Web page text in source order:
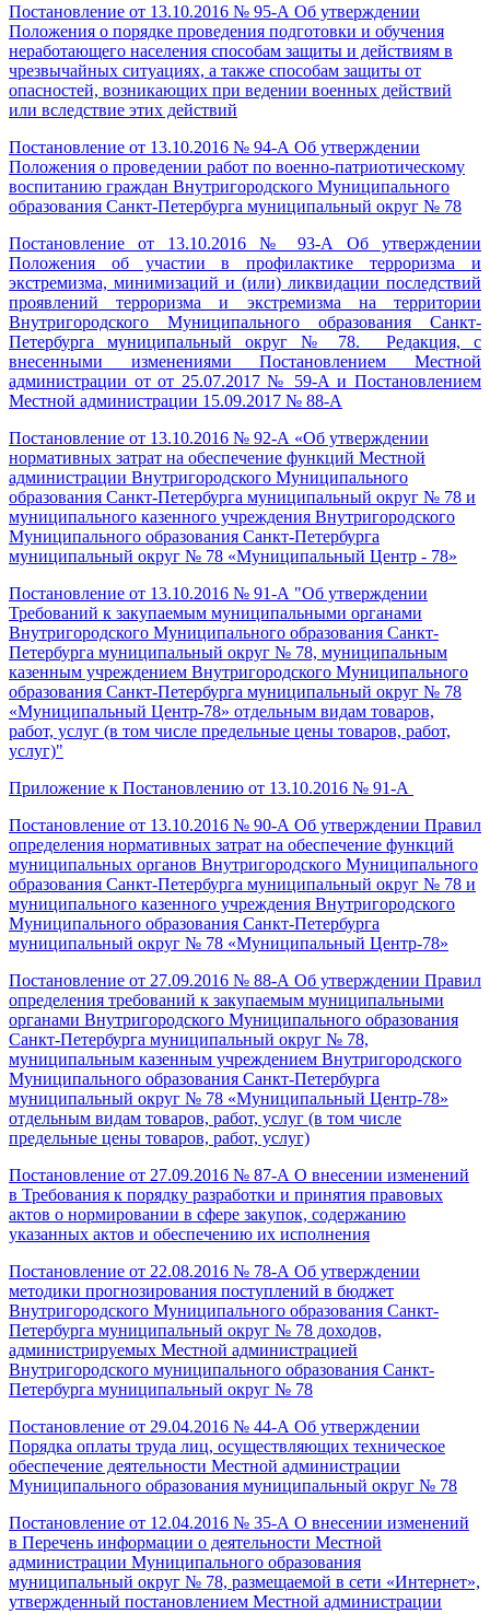
Постановление от 13.10.2016 № 95-А Об утверждении
Положения о порядке проведения подготовки и обучения
неработающего населения способам защиты и действиям в
чрезвычайных ситуациях, а также способам защиты от
опасностей, возникающих при ведении военных действий
или вследствие этих действий
Постановление от 13.10.2016 № 94-А Об утверждении
Положения о проведении работ по военно-патриотическому
воспитанию граждан Внутригородского Муниципального
образования Санкт-Петербурга муниципальный округ № 78
Постановление от 13.10.2016 № 93-А Об утверждении
Положения об участии в профилактике терроризма и
экстремизма, минимизаций и (или) ликвидации последствий
проявлений терроризма и экстремизма на территории
Внутригородского Муниципального образования Санкт-
Петербурга муниципальный округ № 78. Редакция, с
внесенными изменениями Постановлением Местной
администрации от от 25.07.2017 № 59-А и Постановлением
Местной администрации 15.09.2017 № 88-А
Постановление от 13.10.2016 № 92-А «Об утверждении
нормативных затрат на обеспечение функций Местной
администрации Внутригородского Муниципального
образования Санкт-Петербурга муниципальный округ № 78 и
муниципального казенного учреждения Внутригородского
Муниципального образования Санкт-Петербурга
муниципальный округ № 78 «Муниципальный Центр - 78»
Постановление от 13.10.2016 № 91-А "Об утверждении
Требований к закупаемым муниципальными органами
Внутригородского Муниципального образования Санкт-
Петербурга муниципальный округ № 78, муниципальным
казенным учреждением Внутригородского Муниципального
образования Санкт-Петербурга муниципальный округ № 78
«Муниципальный Центр-78» отдельным видам товаров,
работ, услуг (в том числе предельные цены товаров, работ,
услуг)"
Приложение к Постановлению от 13.10.2016 № 91-А
Постановление от 13.10.2016 № 90-А Об утверждении Правил
определения нормативных затрат на обеспечение функций
муниципальных органов Внутригородского Муниципального
образования Санкт-Петербурга муниципальный округ № 78 и
муниципального казенного учреждения Внутригородского
Муниципального образования Санкт-Петербурга
муниципальный округ № 78 «Муниципальный Центр-78»
Постановление от 27.09.2016 № 88-А Об утверждении Правил
определения требований к закупаемым муниципальными
органами Внутригородского Муниципального образования
Санкт-Петербурга муниципальный округ № 78,
муниципальным казенным учреждением Внутригородского
Муниципального образования Санкт-Петербурга
муниципальный округ № 78 «Муниципальный Центр-78»
отдельным видам товаров, работ, услуг (в том числе
предельные цены товаров, работ, услуг)
Постановление от 27.09.2016 № 87-А О внесении изменений
в Требования к порядку разработки и принятия правовых
актов о нормировании в сфере закупок, содержанию
указанных актов и обеспечению их исполнения
Постановление от 22.08.2016 № 78-А Об утверждении
методики прогнозирования поступлений в бюджет
Внутригородского Муниципального образования Санкт-
Петербурга муниципальный округ № 78 доходов,
администрируемых Местной администрацией
Внутригородского муниципального образования Санкт-
Петербурга муниципальный округ № 78
Постановление от 29.04.2016 № 44-А Об утверждении
Порядка оплаты труда лиц, осуществляющих техническое
обеспечение деятельности Местной администрации
Муниципального образования муниципальный округ № 78
Постановление от 12.04.2016 № 35-А О внесении изменений
в Перечень информации о деятельности Местной
администрации Муниципального образования
муниципальный округ № 78, размещаемой в сети «Интернет»,
утвержденный постановлением Местной администрации